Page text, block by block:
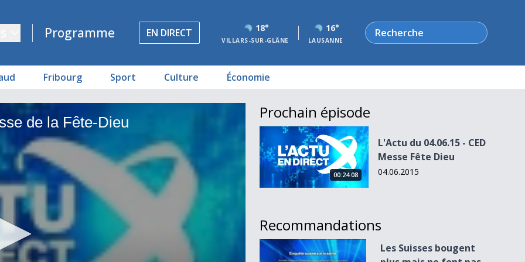
Programme EN DIRECT 18°
VILLARS-SUR-GLÂNE
16°
LAUSANNE
Rechercher
Fribourg Sport Culture Économie
de la Fête-Dieu
Prochain épisode
L&#039;Actu du 04.06.15 - CED Messe Fête Dieu
00:24:08
L'Actu du 04.06.15 - CED
Messe Fête Dieu
04.06.2015
Recommandations
Les Suisses bougent plus mais ne font pas plus de sport
Les Suisses bougent